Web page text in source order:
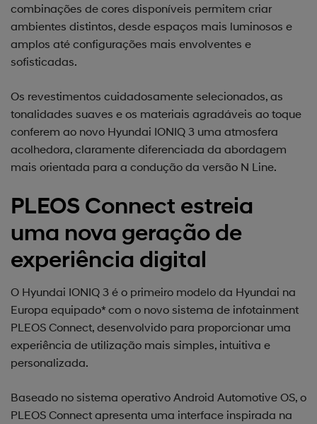
combinações de cores disponíveis permitem criar
ambientes distintos, desde espaços mais luminosos e
amplos até configurações mais envolventes e
sofisticadas.
Os revestimentos cuidadosamente selecionados, as
tonalidades suaves e os materiais agradáveis ao toque
conferem ao novo Hyundai IONIQ 3 uma atmosfera
acolhedora, claramente diferenciada da abordagem
mais orientada para a condução da versão N Line.
PLEOS Connect estreia
uma nova geração de
experiência digital
O Hyundai IONIQ 3 é o primeiro modelo da Hyundai na
Europa equipado* com o novo sistema de infotainment
PLEOS Connect, desenvolvido para proporcionar uma
experiência de utilização mais simples, intuitiva e
personalizada.
Baseado no sistema operativo Android Automotive OS, o
PLEOS Connect apresenta uma interface inspirada na